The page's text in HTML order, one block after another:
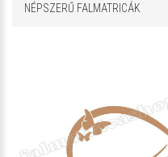
NÉPSZERŰ FALMATRICÁK